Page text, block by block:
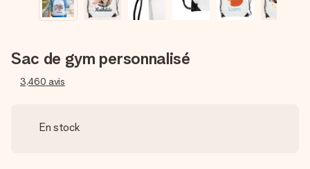
Sac de gym personnalisé
3,460 avis
En stock